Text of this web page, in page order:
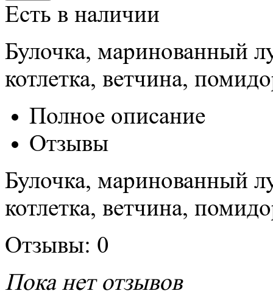
Есть в наличии
Булочка, маринованный
котлетка, ветчина,
Полное описание
Отзывы
Булочка, маринованный
котлетка, ветчина,
Отзывы: 0
Пока нет отзывов